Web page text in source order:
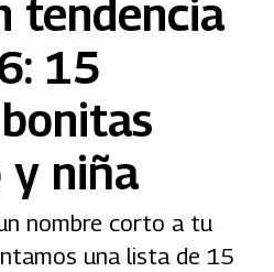
tendencia
15
y niña
nombre corto a tu
una lista de 15